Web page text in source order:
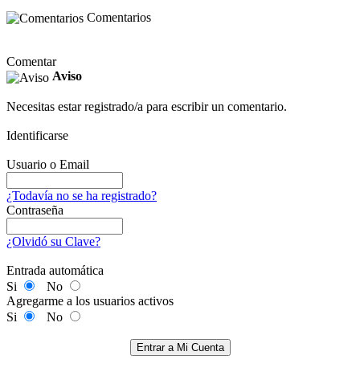
Comentarios
Comentar
Aviso
Necesitas estar registrado/a para escribir un comentario.
Identificarse
Usuario o Email
¿Todavía no se ha registrado?
Contraseña
¿Olvidó su Clave?
Entrada automática
Si
No
Agregarme a los usuarios activos
Si
No
Entrar a Mi Cuenta